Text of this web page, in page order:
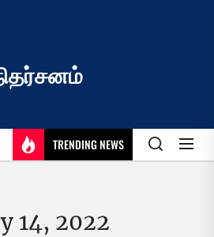
TRENDING NEWS
14, 2022